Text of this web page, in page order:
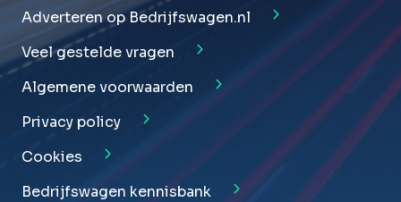
Adverteren op Bedrijfswagen.nl
Veel gestelde vragen
Algemene voorwaarden
Privacy policy
Cookies
Bedrijfswagen kennisbank